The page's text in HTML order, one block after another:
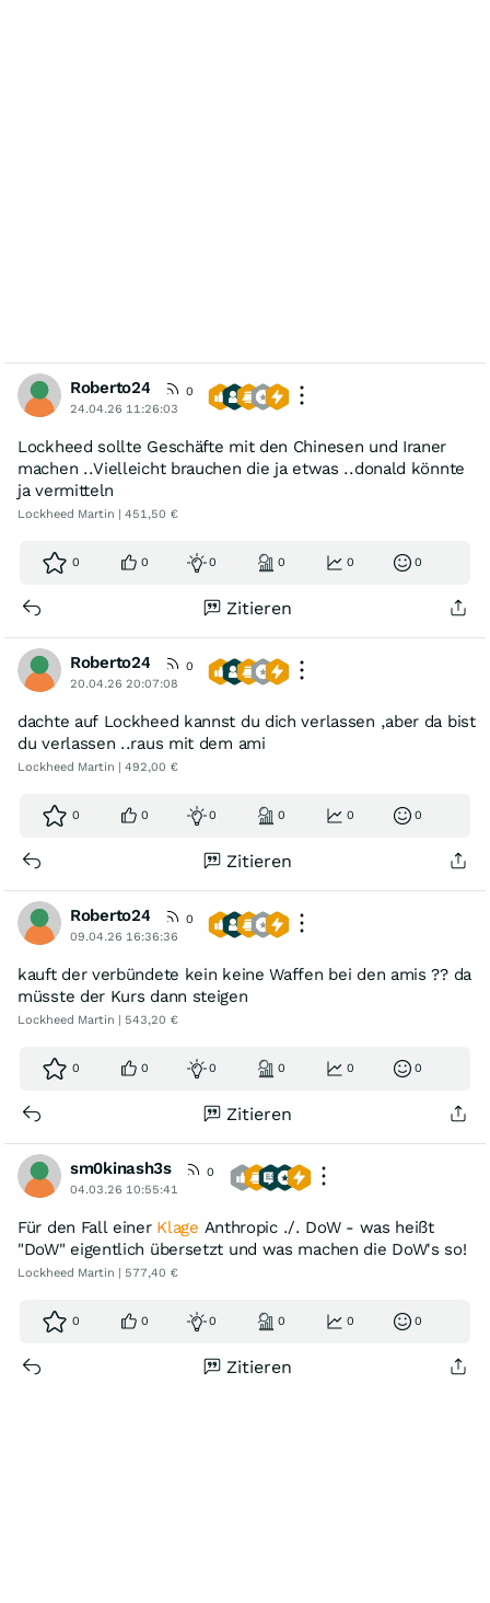
Roberto24
0
24.04.26 11:26:03
Lockheed sollte Geschäfte mit den Chinesen und Iraner
machen ..Vielleicht brauchen die ja etwas ..donald könnte
ja vermitteln
Lockheed Martin | 451,50 €
0 0 0 0 0 0
Zitieren
Roberto24
0
20.04.26 20:07:08
dachte auf Lockheed kannst du dich verlassen ,aber da bist
du verlassen ..raus mit dem ami
Lockheed Martin | 492,00 €
0 0 0 0 0 0
Zitieren
Roberto24
0
09.04.26 16:36:36
kauft der verbündete kein keine Waffen bei den amis ?? da
müsste der Kurs dann steigen
Lockheed Martin | 543,20 €
0 0 0 0 0 0
Zitieren
sm0kinash3s
0
04.03.26 10:55:41
Für den Fall einer Klage Anthropic ./. DoW - was heißt
"DoW" eigentlich übersetzt und was machen die DoW's so!
Lockheed Martin | 577,40 €
0 0 0 0 0 0
Zitieren